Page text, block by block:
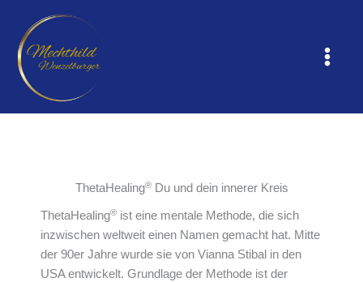
Inhalt
springen
ThetaHealing®Du und dein innerer Kreis
ThetaHealing® ist eine mentale Methode, die sich
inzwischen weltweit einen Namen gemacht hat. Mitte
der 90er Jahre wurde sie von Vianna Stibal in den
USA entwickelt. Grundlage der Methode ist der